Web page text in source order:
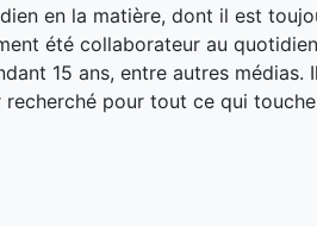
en la matière, dont il est
été collaborateur au
15 ans, entre autres
pour tout ce qui